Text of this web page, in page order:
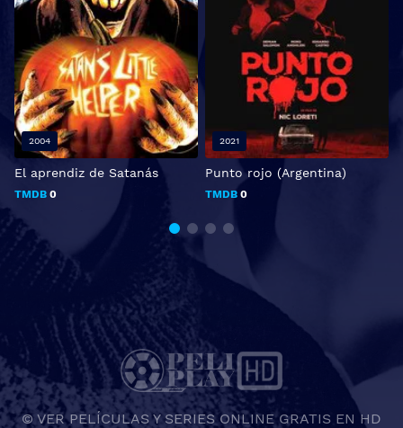
El aprendiz de Satanás
TMDB 0
2004
Punto rojo (Argentina)
TMDB 0
2021
© VER PELÍCULAS Y SERIES ONLINE GRATIS EN HD